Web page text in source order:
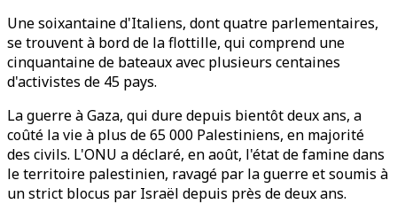
Une soixantaine d'Italiens, dont quatre parlementaires,
se trouvent à bord de la flottille, qui comprend une
cinquantaine de bateaux avec plusieurs centaines
d'activistes de 45 pays.
La guerre à Gaza, qui dure depuis bientôt deux ans, a
coûté la vie à plus de 65 000 Palestiniens, en majorité
des civils. L'ONU a déclaré, en août, l'état de famine dans
le territoire palestinien, ravagé par la guerre et soumis à
un strict blocus par Israël depuis près de deux ans.